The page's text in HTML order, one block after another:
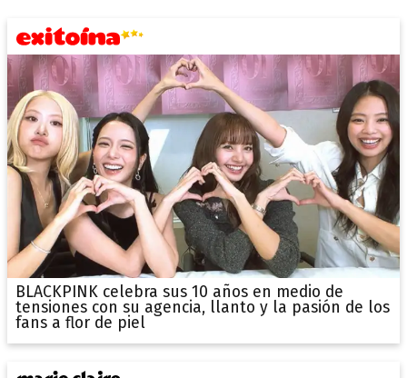
BLACKPINK celebra sus 10 años en medio de
tensiones con su agencia, llanto y la pasión de los
fans a flor de piel